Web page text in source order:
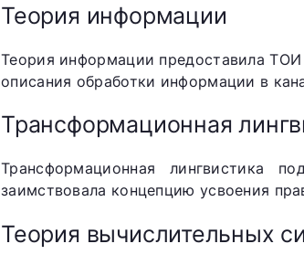
Теория информации
Теория информации предоставила ТОИ
описания обработки информации в
Трансформационная
Трансформационная лингвистика
заимствовала концепцию усвоения
Теория вычислительных